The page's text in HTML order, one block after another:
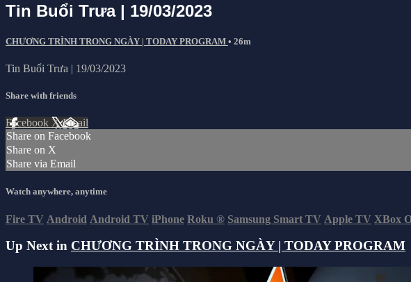
Tin Buổi Trưa | 19/03/2023
CHƯƠNG TRÌNH TRONG NGÀY | TODAY PROGRAM • 26m
Tin Buổi Trưa | 19/03/2023
Share with friends
Facebook XEmail
Share on Facebook
Share on X
Share via Email
Watch anywhere, anytime
Fire TV Android Android TV iPhone Roku ® Samsung Smart TV Apple TV XBox
Up Next in CHƯƠNG TRÌNH TRONG NGÀY | TODAY PROGRAM